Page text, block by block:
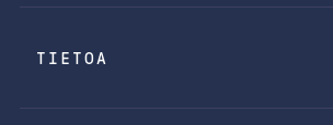
TIETOA